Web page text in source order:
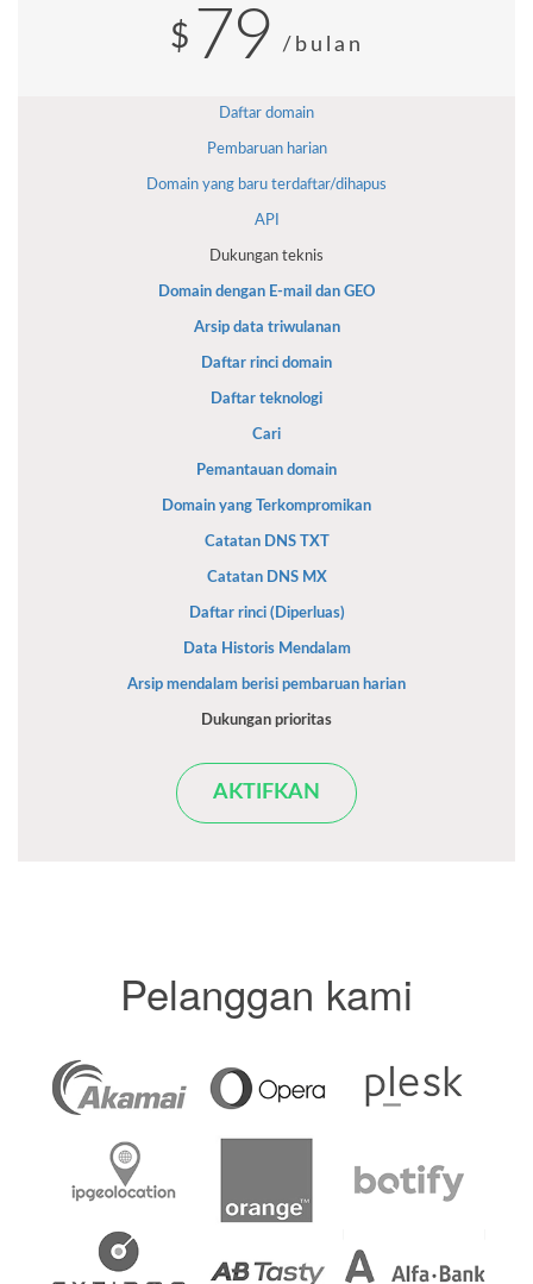
$ 79 /bulan
Daftar domain
Pembaruan harian
Domain yang baru terdaftar/dihapus
API
Dukungan teknis
Domain dengan E-mail dan GEO
Arsip data triwulanan
Daftar rinci domain
Daftar teknologi
Cari
Pemantauan domain
Domain yang Terkompromikan
Catatan DNS TXT
Catatan DNS MX
Daftar rinci (Diperluas)
Data Historis Mendalam
Arsip mendalam berisi pembaruan harian
Dukungan prioritas
AKTIFKAN
Pelanggan kami